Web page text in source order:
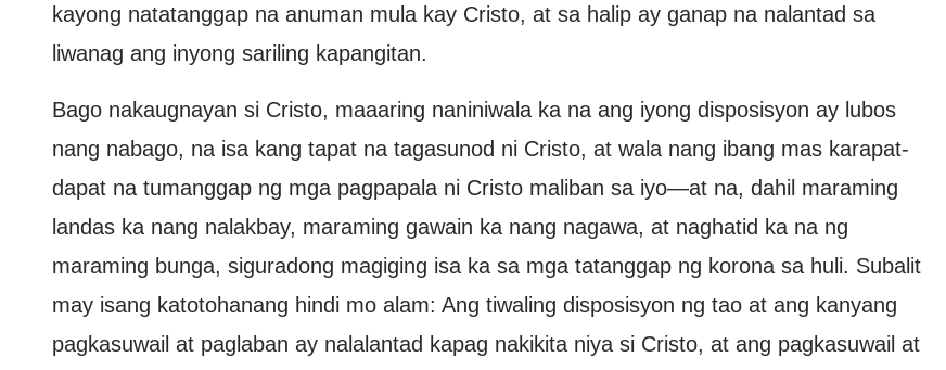
kayong natatanggap na anuman mula kay Cristo, at sa halip ay ganap na nalantad sa
liwanag ang inyong sariling kapangitan.
Bago nakaugnayan si Cristo, maaaring naniniwala ka na ang iyong disposisyon ay lubos
nang nabago, na isa kang tapat na tagasunod ni Cristo, at wala nang ibang mas karapat-
dapat na tumanggap ng mga pagpapala ni Cristo maliban sa iyo—at na, dahil maraming
landas ka nang nalakbay, maraming gawain ka nang nagawa, at naghatid ka na ng
maraming bunga, siguradong magiging isa ka sa mga tatanggap ng korona sa huli. Subalit
may isang katotohanang hindi mo alam: Ang tiwaling disposisyon ng tao at ang kanyang
pagkasuwail at paglaban ay nalalantad kapag nakikita niya si Cristo, at ang pagkasuwail at